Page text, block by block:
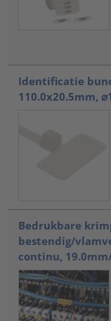
Identificatie
110.0x20.5mm,
Bedrukbare
bestendig/
continu,